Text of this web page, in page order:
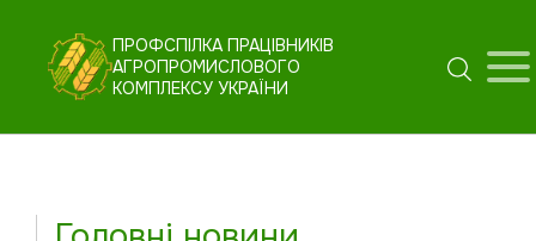
ПРОФСПІЛКА ПРАЦІВНИКІВ
АГРОПРОМИСЛОВОГО
КОМПЛЕКСУ УКРАЇНИ